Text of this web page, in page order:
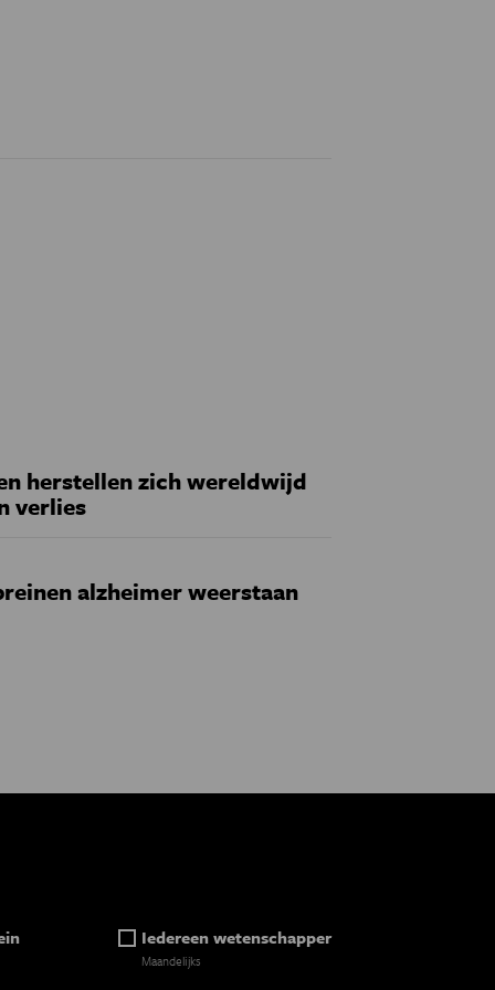
herstellen zich wereldwijd
verlies
alzheimer weerstaan
Iedereen wetenschapper
Maandelijks